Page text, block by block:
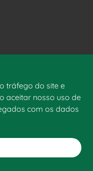
tráfego do site e
aceitar nosso uso de
com os dados